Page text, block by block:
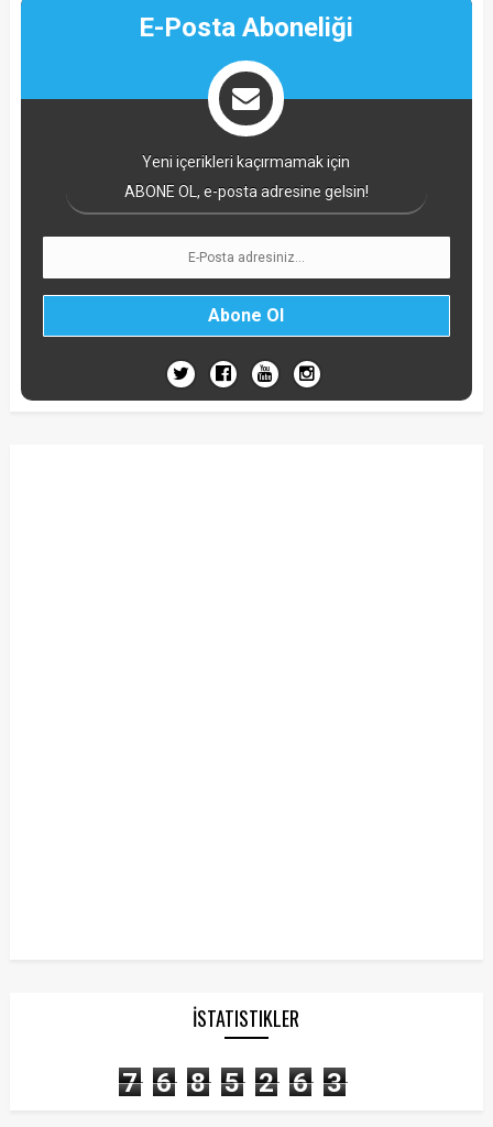
E-Posta Aboneliği
Yeni içerikleri kaçırmamak için
ABONE OL, e-posta adresine gelsin!
İSTATISTIKLER
7 6 8 5 2 6 3